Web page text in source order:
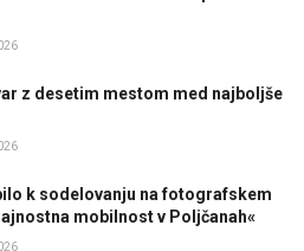
z desetim mestom med najboljše
k sodelovanju na fotografskem
mobilnost v Poljčanah«